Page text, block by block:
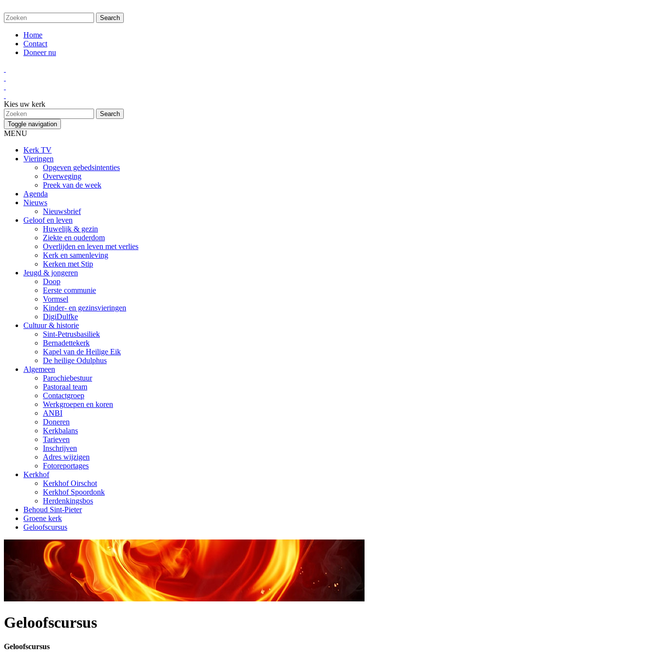
Home
Contact
Doneer nu
Kies uw kerk
Toggle navigation
MENU
Kerk TV
Vieringen
Opgeven gebedsintenties
Overweging
Preek van de week
Agenda
Nieuws
Nieuwsbrief
Geloof en leven
Huwelijk & gezin
Ziekte en ouderdom
Overlijden en leven met verlies
Kerk en samenleving
Kerken met Stip
Jeugd & jongeren
Doop
Eerste communie
Vormsel
Kinder- en gezinsvieringen
DigiDulfke
Cultuur & historie
Sint-Petrusbasiliek
Bernadettekerk
Kapel van de Heilige Eik
De heilige Odulphus
Algemeen
Parochiebestuur
Pastoraal team
Contactgroep
Werkgroepen en koren
ANBI
Doneren
Kerkbalans
Tarieven
Inschrijven
Adres wijzigen
Fotoreportages
Kerkhof
Kerkhof Oirschot
Kerkhof Spoordonk
Herdenkingsbos
Behoud Sint-Pieter
Groene kerk
Geloofscursus
Geloofscursus
Geloofscursus